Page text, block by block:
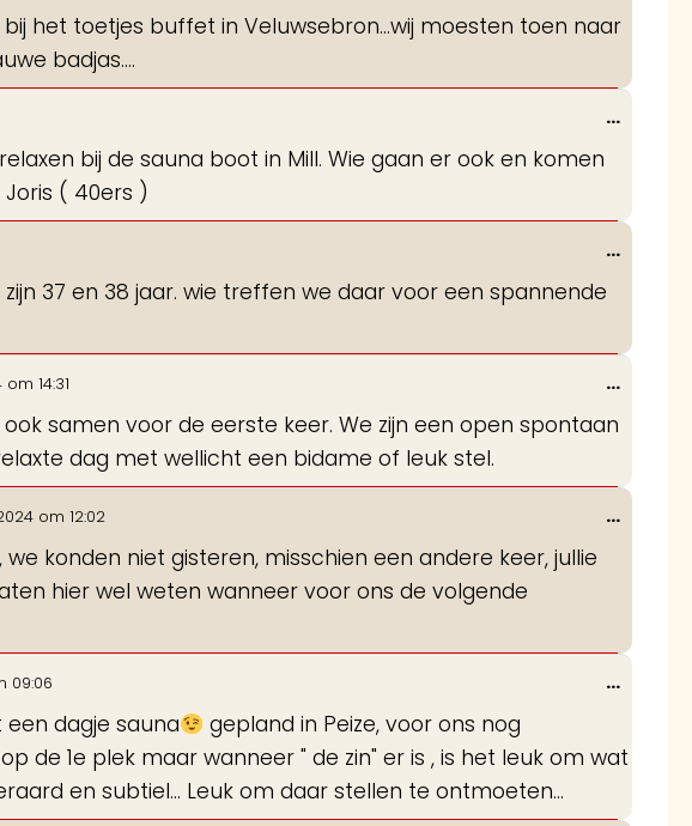
het toetjes buffet in Veluwsebron...wij moesten toen naar
badjas....
bij de sauna boot in Mill. Wie gaan er ook en komen
Joris ( 40ers )
...Wissel
37 en 38 jaar. wie treffen we daar voor een spannende
...Wissel
om 14:31
samen voor de eerste keer. We zijn een open spontaan
dag met wellicht een bidame of leuk stel.
...Wissel
om 12:02
konden niet gisteren, misschien een andere keer, jullie
hier wel weten wanneer voor ons de volgende
...Wissel
09:06
dagje sauna
gepland in Peize, voor ons nog
de 1e plek maar wanneer " de zin" er is , is het leuk om wat
en subtiel... Leuk om daar stellen te ontmoeten...
...Wissel